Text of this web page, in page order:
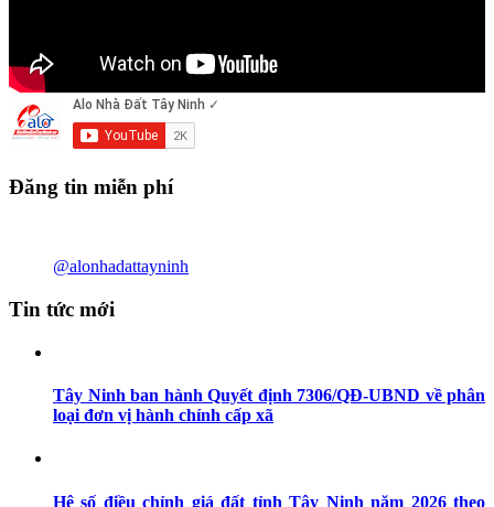
Đăng tin miễn phí
@alonhadattayninh
Tin tức mới
Tây Ninh ban hành Quyết định 7306/QĐ-UBND về phân
loại đơn vị hành chính cấp xã
Hệ số điều chỉnh giá đất tỉnh Tây Ninh năm 2026 theo